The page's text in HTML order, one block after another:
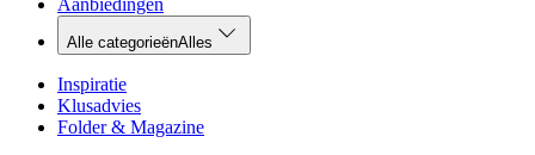
Aanbiedingen
Alle categorieënAlles
Inspiratie
Klusadvies
Folder & Magazine